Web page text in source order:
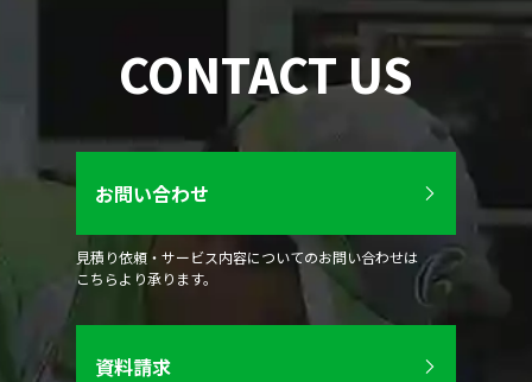
CONTACT US
お問い合わせ
見積り依頼・サービス内容についてのお問い合わせは
こちらより承ります。
資料請求